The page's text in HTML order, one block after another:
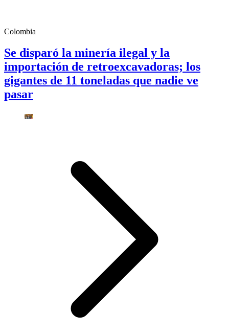
Colombia
Se disparó la minería ilegal y la
importación de retroexcavadoras; los
gigantes de 11 toneladas que nadie ve
pasar